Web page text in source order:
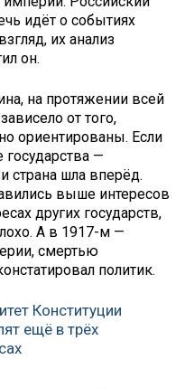
идёт о событиях
их анализ
он.
на протяжении всей
от того,
ориентированы. Если
—
страна шла вперёд.
выше интересов
других государств,
А в 1917-м —
смертью
политик.
Конституции
ещё в трёх